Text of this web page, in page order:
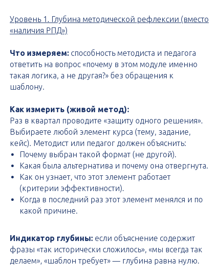
Уровень 1. Глубина методической рефлексии (вместо
«наличия РПД»)
Что измеряем: способность методиста и педагога
ответить на вопрос «почему в этом модуле именно
такая логика, а не другая?» без обращения к
шаблону.
Как измерить (живой метод):
Раз в квартал проводите «защиту одного решения».
Выбираете любой элемент курса (тему, задание,
кейс). Методист или педагог должен объяснить:
Почему выбран такой формат (не другой).
Какая была альтернатива и почему она отвергнута.
Как он узнает, что этот элемент работает
(критерии эффективности).
Когда в последний раз этот элемент менялся и по
какой причине.
Индикатор глубины: если объяснение содержит
фразы «так исторически сложилось», «мы всегда так
делаем», «шаблон требует» — глубина равна нулю.